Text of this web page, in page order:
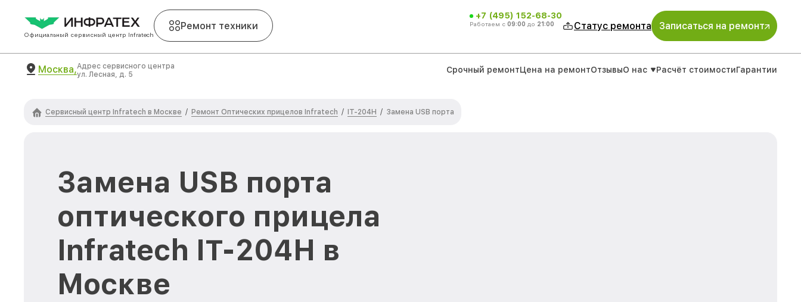
Официальный сервисный центр Infratech
Ремонт техники
+7 (495) 152-68-30
Работаем с 09:00 до 21:00 Статус ремонта Записаться на ремонт
Москва,Адрес сервисного центра
ул. Лесная, д. 5
Срочный ремонтЦена на ремонтОтзывыО нас Расчёт стоимостиГарантии
Сервисный центр Infratech в Москве / Ремонт Оптических прицелов Infratech / IT-204H / Замена USB порта
Замена USB порта
оптического прицела
Infratech IT-204H в
Москве